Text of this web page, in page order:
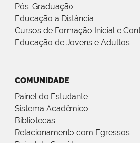
Pós-Graduação
Educação a Distância
Cursos de Formação Inicial e
Educação de Jovens e Adultos
COMUNIDADE
Painel do Estudante
Sistema Acadêmico
Bibliotecas
Relacionamento com Egressos